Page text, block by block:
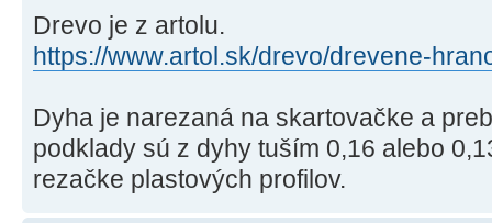
Drevo je z artolu.
https://www.artol.sk/drevo/drevene-
Dyha je narezaná na skartovačke a
podklady sú z dyhy tuším 0,16 alebo
rezačke plastových profilov.